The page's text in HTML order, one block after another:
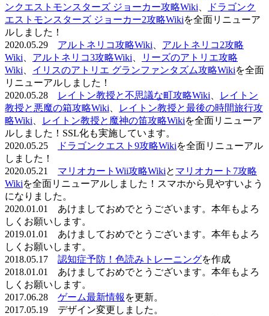
ンクエストモンスターズ ジョーカー攻略Wiki
ドラゴンク
エストモンスターズ ジョーカー2攻略Wikiを全面リニューア
ルしました！
2020.05.29 アルトネリコ攻略Wiki
アルトネリコ2攻略
Wiki
アルトネリコ3攻略Wiki
リーズのアトリエ攻略
Wiki
イリスのアトリエ グランファンタズム攻略Wikiを全面
リニューアルしました！
2020.05.28
レイトン教授と不思議な町攻略Wiki
レイトン
教授と悪魔の箱攻略Wiki
レイトン教授と最後の時間旅行攻
略Wiki
レイトン教授と魔神の笛攻略Wikiを全面リニューア
ルしました！SSL化も実施しています。
2020.05.25
ドラゴンクエスト9攻略Wikiを全面リニューアル
しました！
2020.05.21 マリオカートWii攻略Wikiと マリオカート7攻略
Wikiを全面リニューアルしました！スマホから見やすいよう
になりました。
2020.01.01 あけましておめでとうございます。本年もよろ
しくお願いします。
2019.01.01 あけましておめでとうございます。本年もよろ
しくお願いします。
2018.05.17 認知症予防！色読みトレーニングを作成
2018.01.01 あけましておめでとうございます。本年もよろ
しくお願いします。
2017.06.28 ゲーム最新情報 を更新。
2017.05.19 デザイン変更しました。